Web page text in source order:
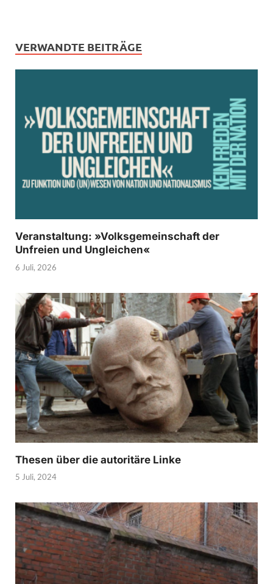
VERWANDTE BEITRÄGE
Veranstaltung: »Volksgemeinschaft der
Unfreien und Ungleichen«
6 Juli, 2026
Thesen über die autoritäre Linke
5 Juli, 2024